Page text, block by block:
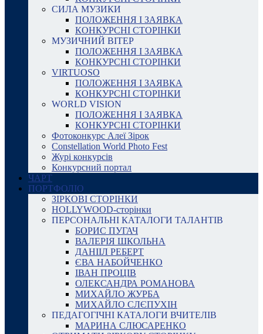
СИЛА МУЗИКИ
ПОЛОЖЕННЯ І ЗАЯВКА
КОНКУРСНІ СТОРІНКИ
МУЗИЧНИЙ ВІТЕР
ПОЛОЖЕННЯ І ЗАЯВКА
КОНКУРСНІ СТОРІНКИ
VIRTUOSO
ПОЛОЖЕННЯ І ЗАЯВКА
КОНКУРСНІ СТОРІНКИ
WORLD VISION
ПОЛОЖЕННЯ І ЗАЯВКА
КОНКУРСНІ СТОРІНКИ
Фотоконкурс Алеї Зірок
Constellation World Photo Fest
Журі конкурсів
Конкурсний портал
ЧАРТ
ПОРТФОЛІО
ЗІРКОВІ СТОРІНКИ
HOLLYWOOD-сторінки
ПЕРСОНАЛЬНІ КАТАЛОГИ ТАЛАНТІВ
БОРИС ПУГАЧ
ВАЛЕРІЯ ШКОЛЬНА
ДАНІІЛ РЕБЕРТ
ЄВА НАБОЙЧЕНКО
ІВАН ПРОЦІВ
ОЛЕКСАНДРА РОМАНОВА
МИХАЙЛО ЖУРБА
МИХАЙЛО СЛЄПУХІН
ПЕДАГОГІЧНІ КАТАЛОГИ ВЧИТЕЛІВ
МАРИНА СЛЮСАРЕНКО